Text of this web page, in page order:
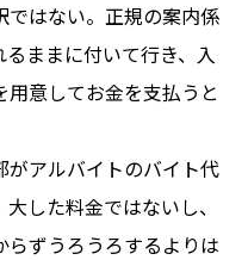
ではない。正規の案内係
ままに付いて行き、入
意してお金を支払うと
がアルバイトのバイト代
した料金ではないし、
らずうろうろするよりは